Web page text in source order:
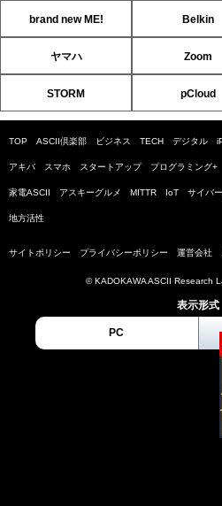
brand new ME! Belkin
ヤマハ Zoom
STORM pCloud
TOP ASCII倶楽部 ビジネス TECH デジタル
アキバ スマホ スタートアップ プログラミング+
家電ASCII アスキーグルメ MITTR IoT サイバ
地方活性
サイトポリシー プライバシーポリシー 運営会社
© KADOKAWA ASCII Research
表示形式
PC